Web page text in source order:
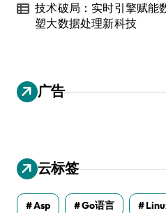
技术破局：实时引擎赋能
塑大数据处理新科技
广告
云标签
Asp Go语言